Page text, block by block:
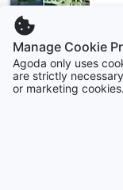
Manage Cookie
Agoda only uses
are strictly
or marketing